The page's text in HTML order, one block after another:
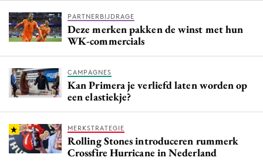
PARTNERBIJDRAGE
Deze merken pakken de winst met hun
WK-commercials
CAMPAGNES
Kan Primera je verliefd laten worden op
een elastiekje?
MERKSTRATEGIE
Rolling Stones introduceren rummerk
Crossfire Hurricane in Nederland